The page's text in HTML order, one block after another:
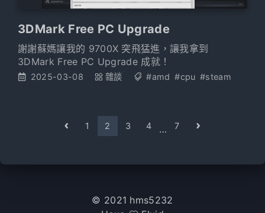
3DMark Free PC Upgrade
謝謝蘇媽讓我的 9700X 突飛猛進，讓我拿到
3DMark Free PC Upgrade 成就！
2025-03-08 雜談 #amd #cpu #steam
1 2 3 4 … 7
© 2021 hms5232